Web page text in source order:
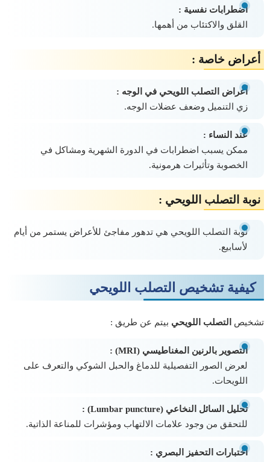
اضطرابات نفسية :
القلق والاكتئاب من أهمها.
أعراض خاصة :
أعراض التصلب اللويحي في الوجه :
زي التنميل وضعف عضلات الوجه.
عند النساء :
ممكن يسبب اضطرابات في الدورة الشهرية ومشاكل في
الخصوبة وتأثيرات هرمونية.
نوبة التصلب اللويحي :
نوبة التصلب اللويحي هي تدهور مفاجئ للأعراض يستمر من أيام
لأسابيع.
كيفية تشخيص التصلب اللويحي
تشخيص التصلب اللويحي بيتم عن طريق :
التصوير بالرنين المغناطيسي (MRI) :
لعرض الصور التفصيلية للدماغ والحبل الشوكي والتعرف على
اللويحات.
تحليل السائل النخاعي (Lumbar puncture) :
للتحقق من وجود علامات الالتهاب ومؤشرات للمناعة الذاتية.
اختبارات التحفيز البصري :